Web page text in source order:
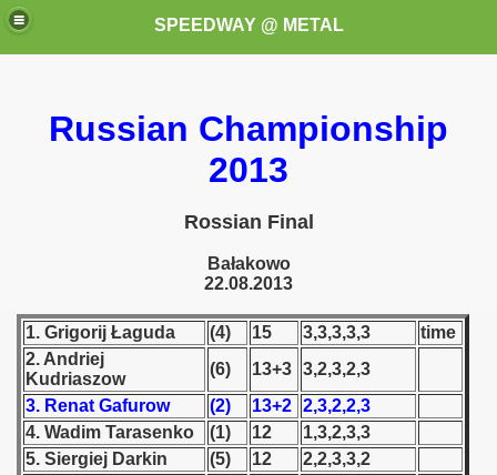
SPEEDWAY @ METAL
Russian Championship
2013
Rossian Final
Bałakowo
22.08.2013
1. Grigorij Łaguda (4) 15 3,3,3,3,3
time
2. Andriej
Kudriaszow
(6) 13+3 3,2,3,2,3
3. Renat Gafurow
(2) 13+2 2,3,2,2,3
4. Wadim Tarasenko
(1) 12
1,3,2,3,3
5. Siergiej Darkin
(5) 12
2,2,3,3,2
these speedway programms)
Świata (World Speedway Championship)